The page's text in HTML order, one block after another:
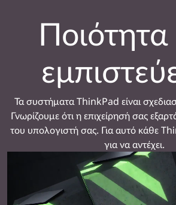
Τα συστήματα ThinkPad είναι
Γνωρίζουμε ότι η επιχείρησή σας
του υπολογιστή σας. Για αυτό κάθε
για να αντέχει.